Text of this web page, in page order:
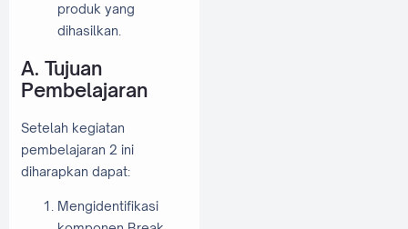
produk yang
dihasilkan.
A. Tujuan
Pembelajaran
Setelah kegiatan
pembelajaran 2 ini
diharapkan dapat:
Mengidentifikasi